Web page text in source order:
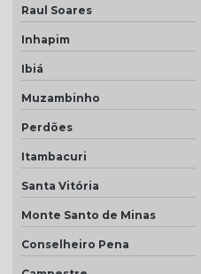
Raul Soares
Inhapim
Ibiá
Muzambinho
Perdões
Itambacuri
Santa Vitória
Monte Santo de Minas
Conselheiro Pena